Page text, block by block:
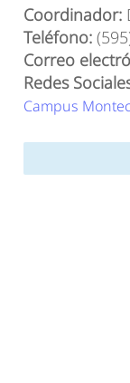
Coordinador:
Teléfono:
Correo
Redes
Campus